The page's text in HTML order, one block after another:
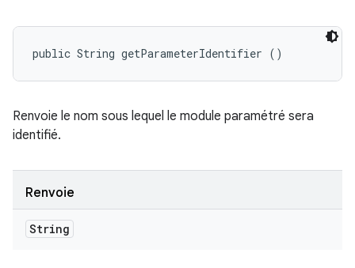
public String getParameterIdentifier ()
Renvoie le nom sous lequel le module paramétré sera
identifié.
Renvoie
String